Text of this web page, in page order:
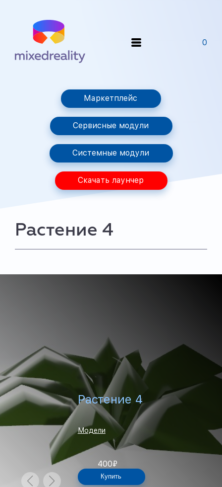
0
Маркетплейс
Сервисные модули
Системные модули
Скачать лаунчер
Растение 4
Растение 4
Модели
400₽
Купить